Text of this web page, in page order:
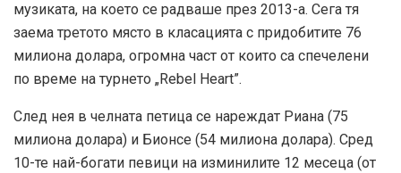
музиката, на което се радваше през 2013-а. Сега тя
заема третото място в класацията с придобитите 76
милиона долара, огромна част от които са спечелени
по време на турнето „Rebel Heart”.
След нея в челната петица се нареждат Риана (75
милиона долара) и Бионсе (54 милиона долара). Сред
10-те най-богати певици на изминилите 12 месеца (от